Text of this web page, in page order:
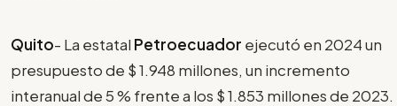
Quito- La estatal Petroecuador ejecutó en 2024 un
presupuesto de $ 1.948 millones, un incremento
interanual de 5 % frente a los $ 1.853 millones de 2023.